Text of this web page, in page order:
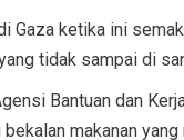
Gaza ketika ini
tidak sampai di
Bantuan dan
bekalan makanan